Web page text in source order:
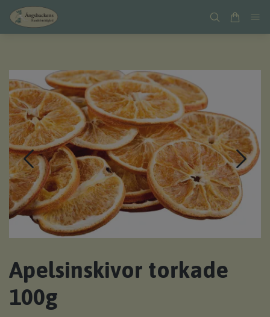
Apelsinskivor torkade
100g